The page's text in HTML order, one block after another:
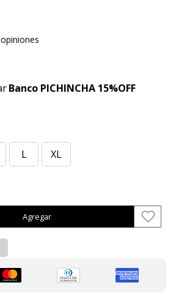
opiniones
Banco PICHINCHA 15%OFF
L XL
Agregar